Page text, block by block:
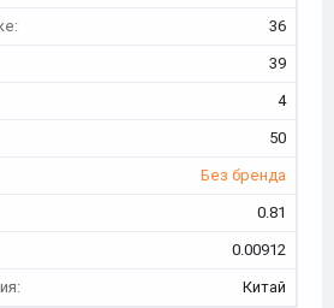
36
39
4
50
Без бренда
0.81
0.00912
Китай